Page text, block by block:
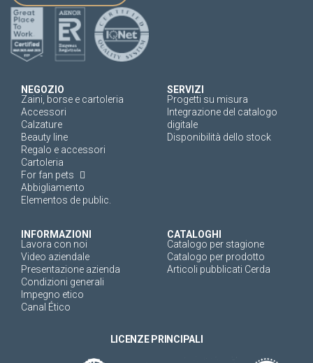
NEGOZIO
Zaini, borse e cartoleria
Accessori
Calzature
Beauty line
Regalo e accessori
Cartoleria
For fan pets
Abbigliamento
Elementos de public.
SERVIZI
Progetti su misura
Integrazione del catalogo
digitale
Disponibilità dello stock
INFORMAZIONI
Lavora con noi
Video aziendale
Presentazione azienda
Condizioni generali
Impegno etico
Canal Ético
CATALOGHI
Catalogo per stagione
Catalogo per prodotto
Articoli pubblicati Cerda
LICENZE PRINCIPALI